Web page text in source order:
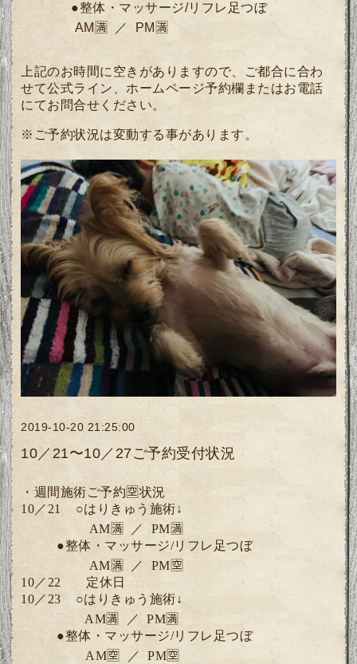
●整体・マッサージ/リフレ足つぼ
AM🈵 ／ PM🈵
上記のお時間に空きがありますので、ご都合に合わ
せて公式ライン、ホームページ予約欄またはお電話
にてお問合せください。
※ご予約状況は変動する事があります。
2019-10-20 21:25:00
10／21〜10／27ご予約受付状況
・週間施術ご予約🈳状況
10／21 ○はりきゅう施術↓
AM🈵 ／ PM🈵
●整体・マッサージ/リフレ足つぼ
AM🈵 ／ PM🈳
10／22 定休日
10／23 ○はりきゅう施術↓
AM🈵 ／ PM🈵
●整体・マッサージ/リフレ足つぼ
AM🈳 ／ PM🈳